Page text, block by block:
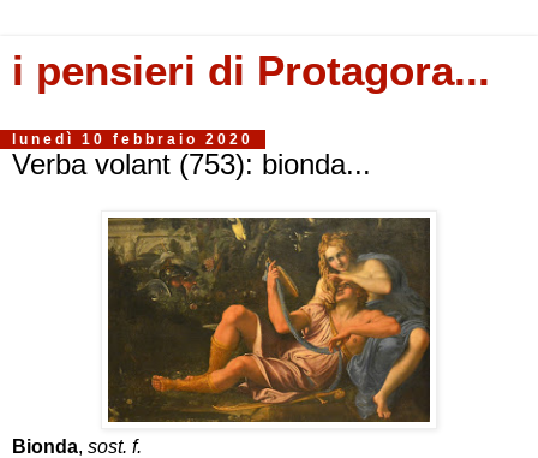
i pensieri di Protagora...
lunedì 10 febbraio 2020
Verba volant (753): bionda...
Bionda, sost. f.